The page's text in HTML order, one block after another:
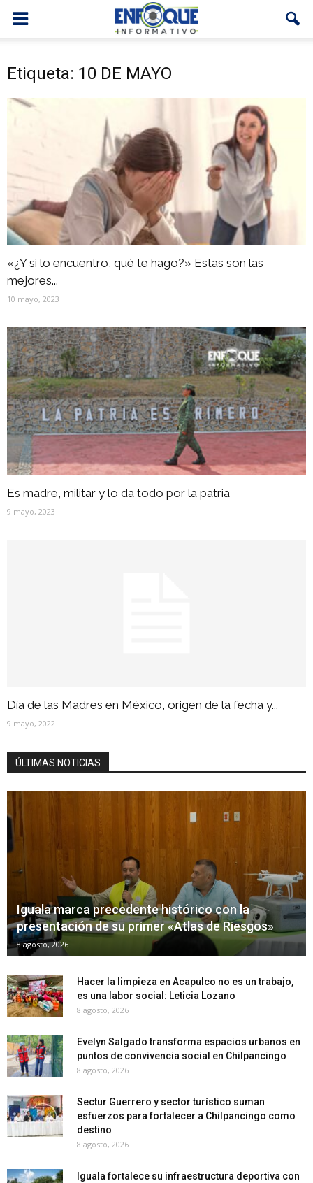
Etiqueta: 10 DE MAYO
«¿Y si lo encuentro, qué te hago?» Estas son las
mejores...
10 mayo, 2023
Es madre, militar y lo da todo por la patria
9 mayo, 2023
Día de las Madres en México, origen de la fecha y...
9 mayo, 2022
ÚLTIMAS NOTICIAS
Iguala marca precedente histórico con la
presentación de su primer «Atlas de Riesgos»
8 agosto, 2026
Hacer la limpieza en Acapulco no es un trabajo,
es una labor social: Leticia Lozano
8 agosto, 2026
Evelyn Salgado transforma espacios urbanos en
puntos de convivencia social en Chilpancingo
8 agosto, 2026
Sectur Guerrero y sector turístico suman
esfuerzos para fortalecer a Chilpancingo como
destino
8 agosto, 2026
Iguala fortalece su infraestructura deportiva con